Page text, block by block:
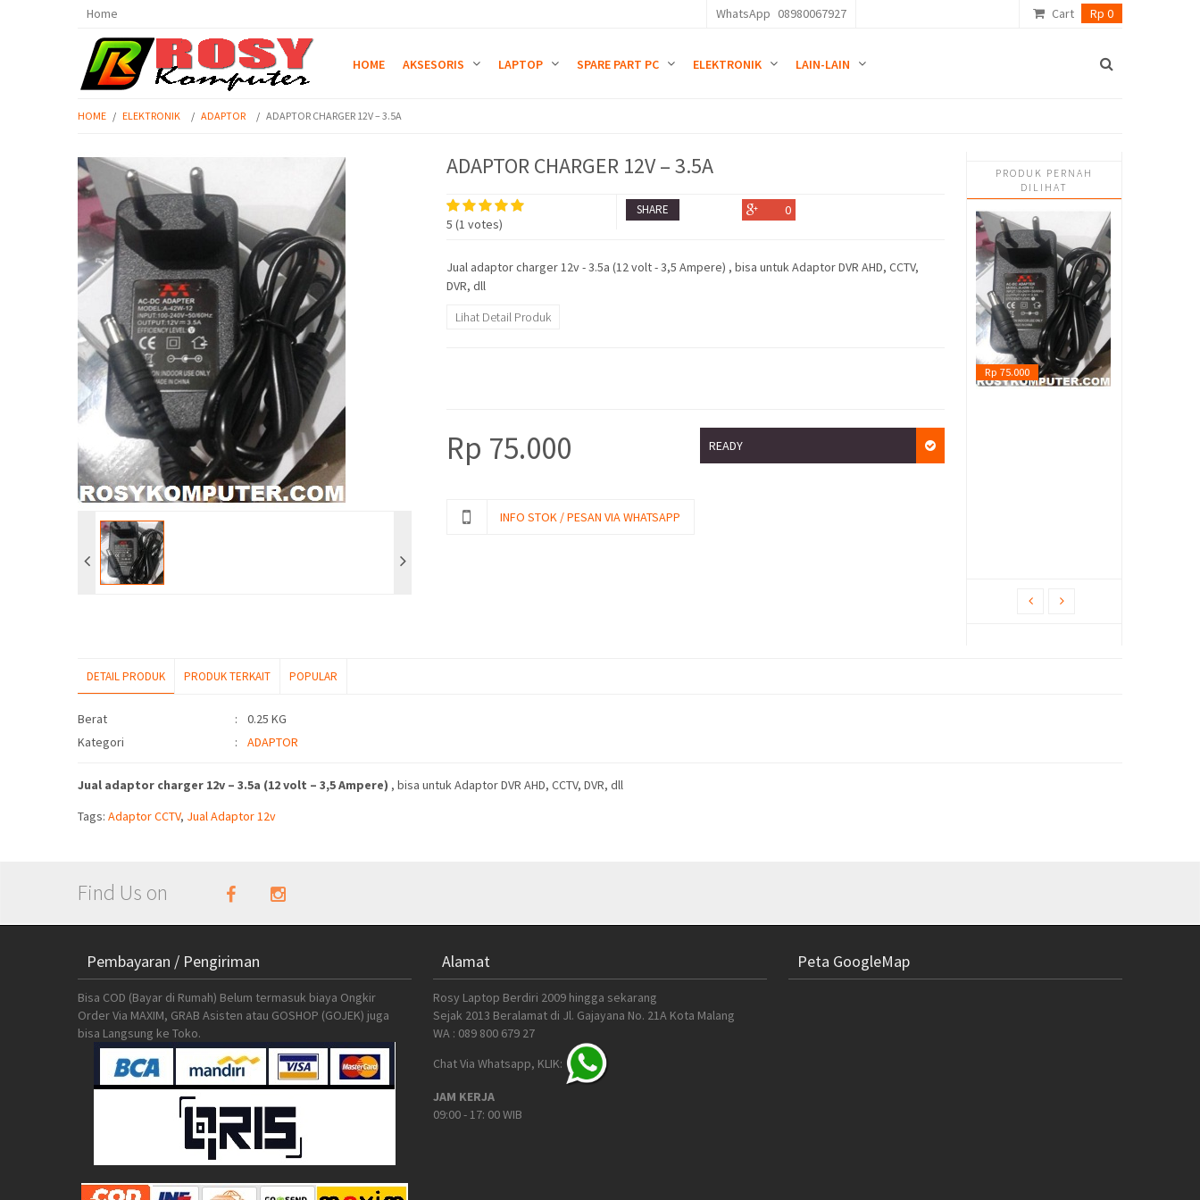
Home WhatsApp 08980067927 Cart Rp 0
HOME AKSESORIS LAPTOP SPARE PART PC ELEKTRONIK LAIN-LAIN
HOME / ELEKTRONIK / ADAPTOR / ADAPTOR CHARGER 12V – 3.5A
ADAPTOR CHARGER 12V – 3.5A
5 (1 votes)
SHARE 0
Jual adaptor charger 12v - 3.5a (12 volt - 3,5 Ampere) , bisa untuk Adaptor DVR AHD, CCTV,
DVR, dll
Lihat Detail Produk
READY
Rp 75.000
INFO STOK / PESAN VIA WHATSAPP
PRODUK PERNAH
DILIHAT
Rp 75.000
DETAIL PRODUK PRODUK TERKAIT POPULAR
Detail Produk
Berat :
0.25 KG
Kategori
: ADAPTOR
Jual adaptor charger 12v – 3.5a (12 volt – 3,5 Ampere) , bisa untuk Adaptor DVR AHD, CCTV, DVR, dll
Tags: Adaptor CCTV, Jual Adaptor 12v
Find Us on
Pembayaran / Pengiriman
Bisa COD (Bayar di Rumah) Belum termasuk biaya Ongkir
Order Via MAXIM, GRAB Asisten atau GOSHOP (GOJEK) juga
bisa Langsung ke Toko.
Alamat
Rosy Laptop Berdiri 2009 hingga sekarang
Sejak 2013 Beralamat di Jl. Gajayana No. 21A Kota Malang
WA : 089 800 679 27
Chat Via Whatsapp, KLIK:
JAM KERJA
09:00 - 17: 00 WIB
Peta GoogleMap